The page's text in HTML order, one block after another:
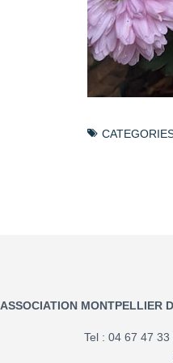
ASSOCIATION MONTPELLIER
Tel : 04 67 47